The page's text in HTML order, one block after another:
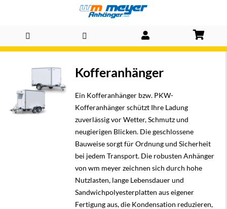
Direkt
Inhalt
Kofferanhänger
Ein Kofferanhänger bzw. PKW-
Kofferanhänger schützt Ihre Ladung
zuverlässig vor Wetter, Schmutz und
neugierigen Blicken. Die geschlossene
Bauweise sorgt für Ordnung und Sicherheit
bei jedem Transport. Die robusten Anhänger
von wm meyer zeichnen sich durch hohe
Nutzlasten, lange Lebensdauer und
Sandwichpolyesterplatten aus eigener
Fertigung aus, die Kondensation reduzieren,